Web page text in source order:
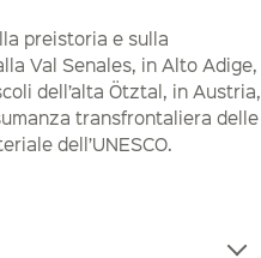
preistoria e sulla
Val Senales, in Alto Adige,
dell’alta Ötztal, in Austria,
transfrontaliera delle
dell’UNESCO.